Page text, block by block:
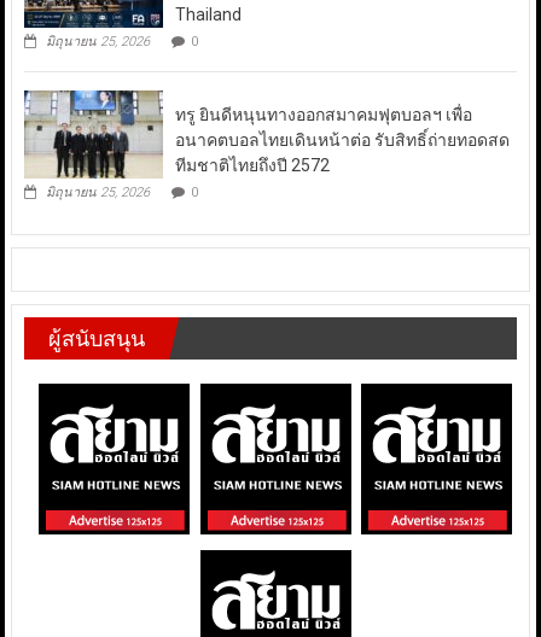
Thailand
มิถุนายน 25, 2026 0
ทรู ยินดีหนุนทางออกสมาคมฟุตบอลฯ เพื่อ
อนาคตบอลไทยเดินหน้าต่อ รับสิทธิ์ถ่ายทอดสด
ทีมชาติไทยถึงปี 2572
มิถุนายน 25, 2026 0
ผู้สนับสนุน